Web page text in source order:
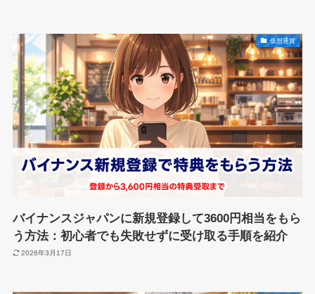
仮想通貨
バイナンスジャパンに新規登録して3600円相当をもら
う方法：初心者でも失敗せずに受け取る手順を紹介
2026年3月17日